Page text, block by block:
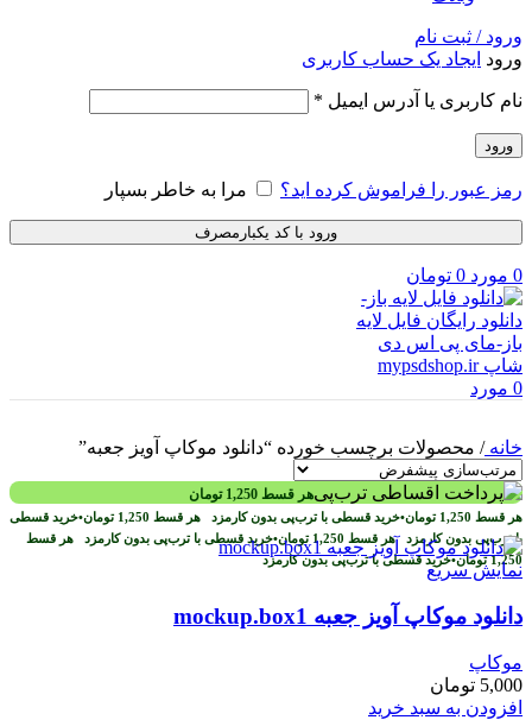
ورود / ثبت نام
ورود ایجاد یک حساب کاربری
نام کاربری یا آدرس ایمیل *
ورود
رمز عبور را فراموش کرده اید؟ مرا به خاطر بسپار
ورود با کد یکبارمصرف
0 مورد 0 تومان
0 مورد
خانه/ محصولات برچسب خورده “دانلود موکاپ آویز جعبه”
هر قسط 1,250 تومان
هر قسط 1,250 تومان•خرید قسطی با ترب‌پی بدون کارمزد هر قسط 1,250 تومان•خرید قسطی
با ترب‌پی بدون کارمزدهر قسط 1,250 تومان•خرید قسطی با ترب‌پی بدون کارمزد هر قسط
1,250 تومان•خرید قسطی با ترب‌پی بدون کارمزدنمایش سریع
دانلود موکاپ آویز جعبه mockup.box1
موکاپ
5,000 تومان
افزودن به سبد خرید